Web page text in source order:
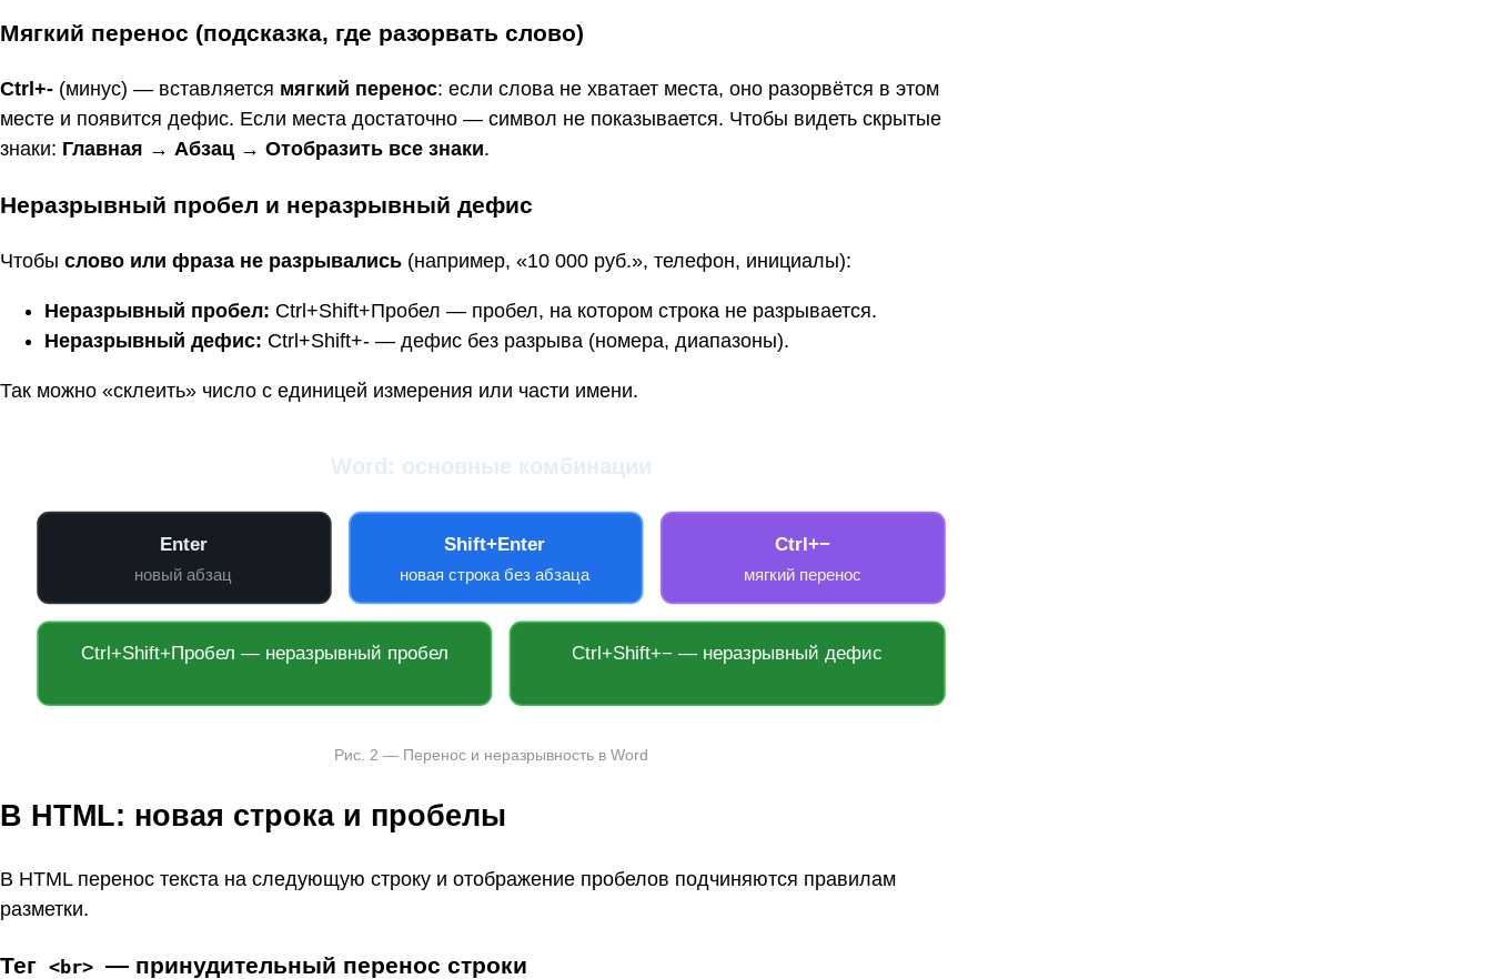
Мягкий перенос (подсказка, где разорвать слово)
Ctrl+‑ (минус) — вставляется мягкий перенос: если слова не хватает места, оно разорвётся в этом
месте и появится дефис. Если места достаточно — символ не показывается. Чтобы видеть скрытые
знаки: Главная → Абзац → Отобразить все знаки.
Неразрывный пробел и неразрывный дефис
Чтобы слово или фраза не разрывались (например, «10 000 руб.», телефон, инициалы):
Неразрывный пробел: Ctrl+Shift+Пробел — пробел, на котором строка не разрывается.
Неразрывный дефис: Ctrl+Shift+‑ — дефис без разрыва (номера, диапазоны).
Так можно «склеить» число с единицей измерения или части имени.
Word: основные комбинации
Enter
новый абзац
Shift+Enter
новая строка без абзаца
Ctrl+−
мягкий перенос
Ctrl+Shift+Пробел — неразрывный пробел Ctrl+Shift+− — неразрывный дефис
Рис. 2 — Перенос и неразрывность в Word
В HTML: новая строка и пробелы
В HTML перенос текста на следующую строку и отображение пробелов подчиняются правилам
разметки.
Тег <br> — принудительный перенос строки